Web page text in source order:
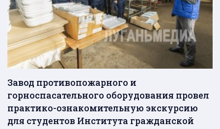
Завод противопожарного и
горноспасательного оборудования провел
практико-ознакомительную экскурсию
для студентов Института гражданской